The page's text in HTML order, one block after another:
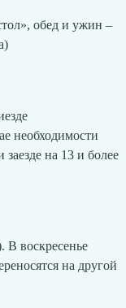
обед и ужин –
необходимости
заезде на 13 и более
В воскресенье
на другой